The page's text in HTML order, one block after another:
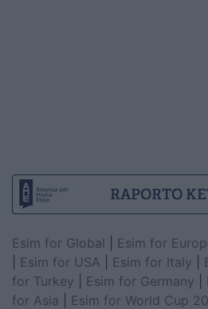
Esim for Global Esim for
Esim for USA Esim for Italy
for Turkey
Esim for Germany
for Asia
Esim for World Cup